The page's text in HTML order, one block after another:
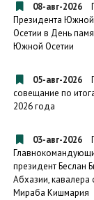
08-авг-2026
Президента
Осетии в День
Южной Осетии
05-авг-2026
совещание по
2026 года
03-авг-2026
президент Беслан
Абхазии, кавалера
Мираба Кишмария